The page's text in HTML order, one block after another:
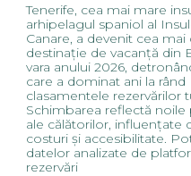
Tenerife, cea mai mare
arhipelagul spaniol al
Canare, a devenit cea mai
destinație de vacanță din
vara anului 2026,
care a dominat ani la rând
clasamentele rezervărilor
Schimbarea reflectă noile
ale călătorilor, influențate
costuri și accesibilitate.
datelor analizate de
rezervări